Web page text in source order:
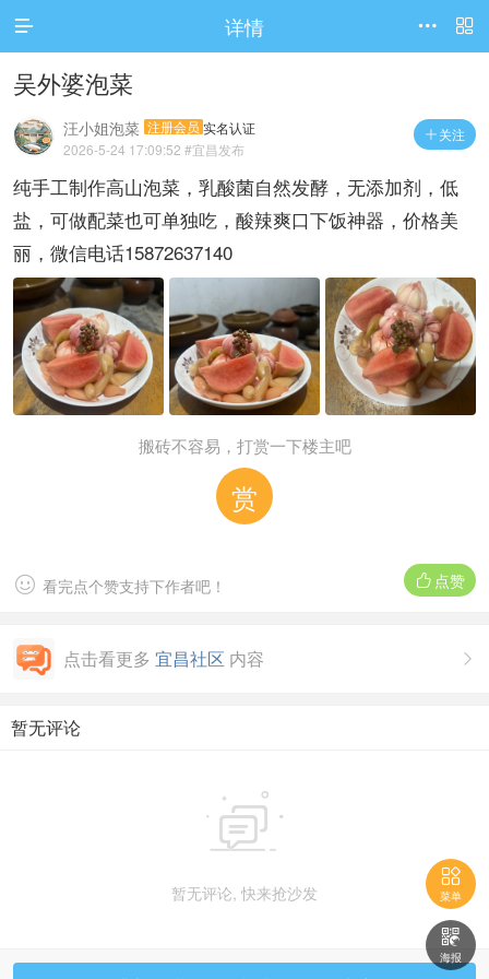
 详情 

吴外婆泡菜
 关注
汪小姐泡菜 注册会员 实名认证
2026-5-24 17:09:52 #宜昌发布
纯手工制作高山泡菜，乳酸菌自然发酵，无添加剂，低
盐，可做配菜也可单独吃，酸辣爽口下饭神器，价格美
丽，微信电话15872637140
搬砖不容易，打赏一下楼主吧
赏
 点赞
 看完点个赞支持下作者吧！

点击看更多 宜昌社区 内容
暂无评论

暂无评论, 快来抢沙发

菜单

海报